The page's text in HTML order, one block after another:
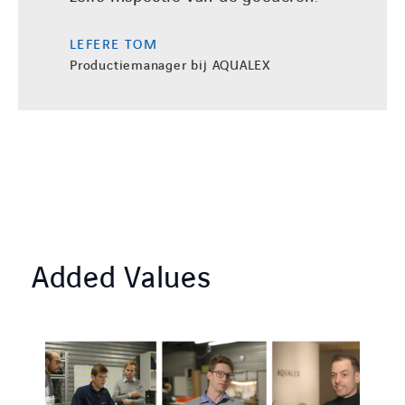
LEFERE TOM
Productiemanager bij AQUALEX
Added Values